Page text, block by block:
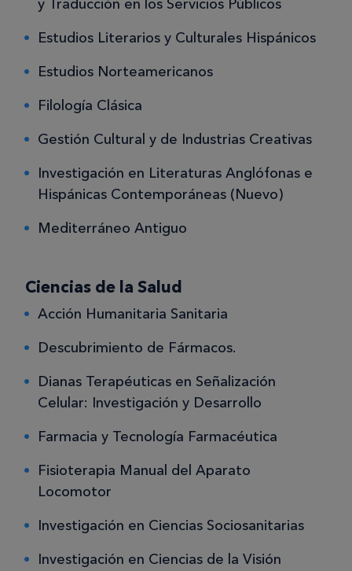
y Traducción en los Servicios Públicos
Estudios Literarios y Culturales Hispánicos
Estudios Norteamericanos
Filología Clásica
Gestión Cultural y de Industrias Creativas
Investigación en Literaturas Anglófonas e
Hispánicas Contemporáneas (Nuevo)
Mediterráneo Antiguo
Ciencias de la Salud
Acción Humanitaria Sanitaria
Descubrimiento de Fármacos.
Dianas Terapéuticas en Señalización
Celular: Investigación y Desarrollo
Farmacia y Tecnología Farmacéutica
Fisioterapia Manual del Aparato
Locomotor
Investigación en Ciencias Sociosanitarias
Investigación en Ciencias de la Visión